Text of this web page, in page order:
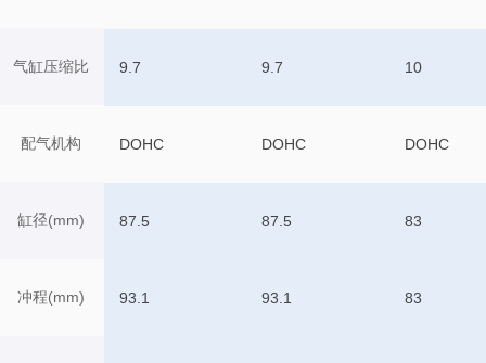
气缸压缩比
配气机构
缸径(mm)
冲程(mm)
9.7 9.7 10
DOHC DOHC DOHC
87.5 87.5 83
93.1 93.1 83